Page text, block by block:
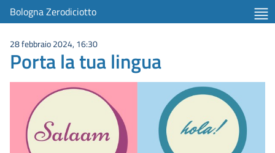
Bologna Zerodiciotto
28 febbraio 2024, 16:30
Porta la tua lingua